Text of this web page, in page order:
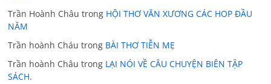
Trần Hoành Châu trong HỘI THƠ VĂN XƯƠNG CÁC HOP ĐẦU
NĂM
Trần hoành Cháu trong BÀI THƠ TIỄN MẸ
Trần hoành Châu trong LẠI NÓI VỀ CÂU CHUYỆN BIÊN TẬP
SÁCH.